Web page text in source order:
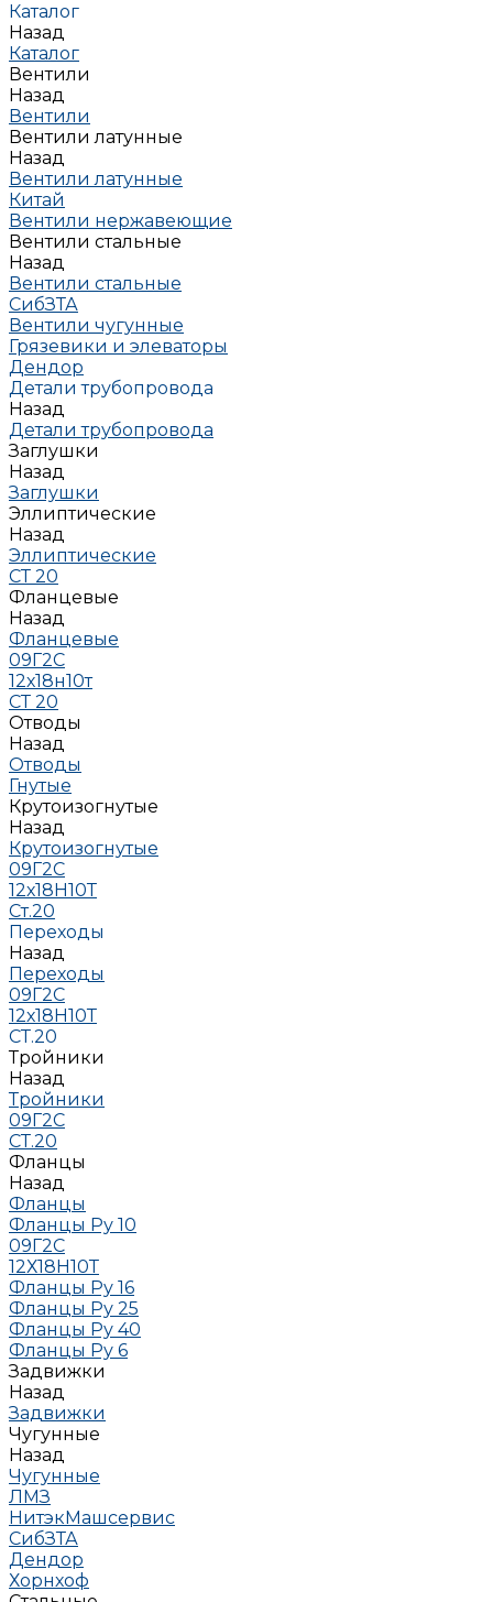
Каталог
Назад
Каталог
Вентили
Назад
Вентили
Вентили латунные
Назад
Вентили латунные
Китай
Вентили нержавеющие
Вентили стальные
Назад
Вентили стальные
СибЗТА
Вентили чугунные
Грязевики и элеваторы
Дендор
Детали трубопровода
Назад
Детали трубопровода
Заглушки
Назад
Заглушки
Эллиптические
Назад
Эллиптические
СТ 20
Фланцевые
Назад
Фланцевые
09Г2С
12х18н10т
СТ 20
Отводы
Назад
Отводы
Гнутые
Крутоизогнутые
Назад
Крутоизогнутые
09Г2С
12х18Н10Т
Ст.20
Переходы
Назад
Переходы
09Г2С
12х18Н10Т
СТ.20
Тройники
Назад
Тройники
09Г2С
СТ.20
Фланцы
Назад
Фланцы
Фланцы Ру 10
09Г2С
12Х18Н10Т
Фланцы Ру 16
Фланцы Ру 25
Фланцы Ру 40
Фланцы Ру 6
Задвижки
Назад
Задвижки
Чугунные
Назад
Чугунные
ЛМЗ
НитэкМашсервис
СибЗТА
Дендор
Хорнхоф